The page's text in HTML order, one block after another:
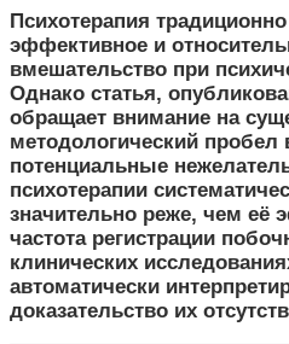
Психотерапия
эффективное и
вмешательство при
Однако статья,
обращает внимание на
методологический пробел
потенциальные
психотерапии
значительно реже, чем её
частота регистрации
клинических
автоматически
доказательство их